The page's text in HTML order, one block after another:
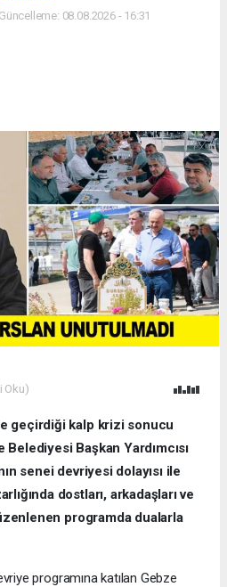
08.08.2026 - 16:31
Oku)
geçirdiği kalp krizi sonucu
Belediyesi Başkan Yardımcısı
senei devriyesi dolayısı ile
dostları, arkadaşları ve
programda dualarla
programına katılan Gebze